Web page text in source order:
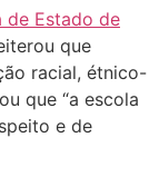
de Estado de
que
racial, étnico-
que “a escola
e de